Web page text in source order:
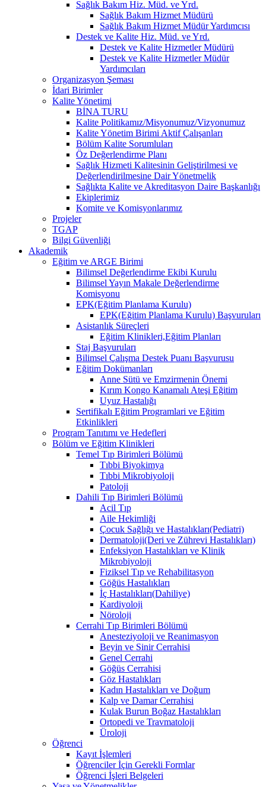
Sağlık Bakım Hiz. Müd. ve Yrd.
Sağlık Bakım Hizmet Müdürü
Sağlık Bakım Hizmet Müdür Yardımcısı
Destek ve Kalite Hiz. Müd. ve Yrd.
Destek ve Kalite Hizmetler Müdürü
Destek ve Kalite Hizmetler Müdür
Yardımcıları
Organizasyon Şeması
İdari Birimler
Kalite Yönetimi
BİNA TURU
Kalite Politikamız/Misyonumuz/Vizyonumuz
Kalite Yönetim Birimi Aktif Çalışanları
Bölüm Kalite Sorumluları
Öz Değerlendirme Planı
Sağlık Hizmeti Kalitesinin Geliştirilmesi ve
Değerlendirilmesine Dair Yönetmelik
Sağlıkta Kalite ve Akreditasyon Daire Başkanlığı
Ekiplerimiz
Komite ve Komisyonlarımız
Projeler
TGAP
Bilgi Güvenliği
Akademik
Eğitim ve ARGE Birimi
Bilimsel Değerlendirme Ekibi Kurulu
Bilimsel Yayın Makale Değerlendirme
Komisyonu
EPK(Eğitim Planlama Kurulu)
EPK(Eğitim Planlama Kurulu) Başvuruları
Asistanlık Süreçleri
Eğitim Klinikleri,Eğitim Planları
Staj Başvuruları
Bilimsel Çalışma Destek Puanı Başvurusu
Eğitim Dokümanları
​Anne Sütü ve Emzirmenin Önemi
Kırım Kongo Kanamalı Ateşi Eğitim
Uyuz Hastalığı
Sertifikalı Eğitim Programlari ve Eğitim
Etkinlikleri
Program Tanıtımı ve Hedefleri
Bölüm ve Eğitim Klinikleri
Temel Tıp Birimleri Bölümü
Tıbbi Biyokimya
Tıbbi Mikrobiyoloji
Patoloji
Dahili Tıp Birimleri Bölümü
Acil Tıp
Aile Hekimliği
Çocuk Sağlığı ve Hastalıkları(Pediatri)
Dermatoloji(Deri ve Zührevi Hastalıkları)
Enfeksiyon Hastalıkları ve Klinik
Mikrobiyoloji
Fiziksel Tıp ve Rehabilitasyon
Göğüs Hastalıkları
İç Hastalıkları(Dahiliye)
Kardiyoloji
Nöroloji
Cerrahi Tıp Birimleri Bölümü
Anesteziyoloji ve Reanimasyon
Beyin ve Sinir Cerrahisi
Genel Cerrahi
Göğüs Cerrahisi
Göz Hastalıkları
Kadın Hastalıkları ve Doğum
Kalp ve Damar Cerrahisi
Kulak Burun Boğaz Hastalıkları
Ortopedi ve Travmatoloji
Üroloji
Öğrenci
Kayıt İşlemleri
Öğrenciler İçin Gerekli Formlar
Öğrenci İşleri Belgeleri